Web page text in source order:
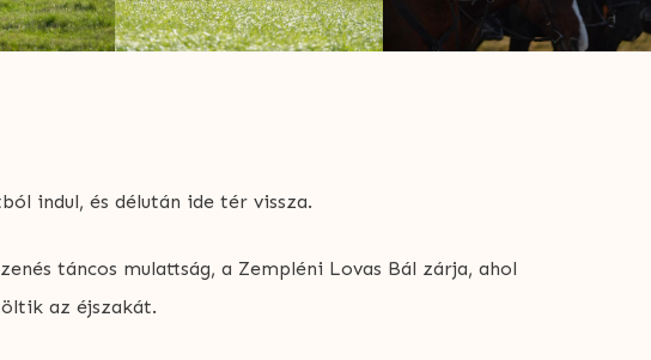
indul, és délután ide tér vissza.
táncos mulattság, a Zempléni Lovas Bál zárja, ahol
az éjszakát.